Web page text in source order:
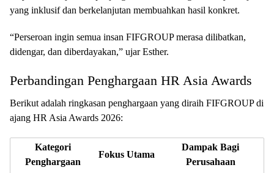
yang inklusif dan berkelanjutan membuahkan hasil konkret.
“Perseroan ingin semua insan FIFGROUP merasa dilibatkan,
didengar, dan diberdayakan,” ujar Esther.
Perbandingan Penghargaan HR Asia Awards
Berikut adalah ringkasan penghargaan yang diraih FIFGROUP di
ajang HR Asia Awards 2026:
Kategori
Penghargaan
Fokus Utama
Dampak Bagi
Perusahaan